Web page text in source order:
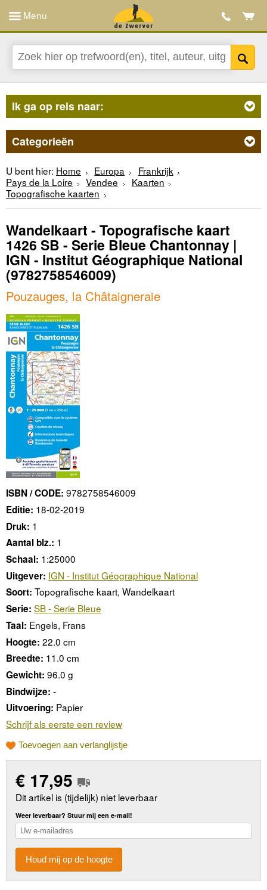
Menu
Ik ga op reis naar:
Categorieën
U bent hier: Home Europa
Frankrijk
Pays de la Loire
Vendee
Kaarten
Topografische kaarten
Wandelkaart - Topografische kaart
1426 SB - Serie Bleue Chantonnay |
IGN - Institut Géographique National
(9782758546009)
Pouzauges, la Châtaigneraie
ISBN / CODE: 9782758546009
Editie: 18-02-2019
Druk: 1
Aantal blz.: 1
Schaal: 1:25000
Uitgever: IGN - Institut Géographique National
Soort: Topografische kaart, Wandelkaart
Serie: SB - Serie Bleue
Taal: Engels, Frans
Hoogte: 22.0 cm
Breedte: 11.0 cm
Gewicht: 96.0 g
Bindwijze: -
Uitvoering: Papier
Schrijf als eerste een review
Toevoegen aan verlanglijstje
€ 17,95
Dit artikel is (tijdelijk) niet leverbaar
Weer leverbaar? Stuur mij een e-mail!
Houd mij op de hoogte